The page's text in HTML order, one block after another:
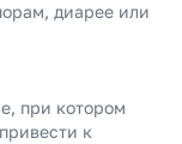
диарее или
при котором
к